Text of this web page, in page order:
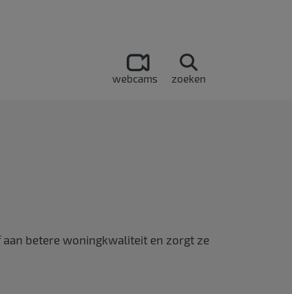
webcams zoeken
betere woningkwaliteit en zorgt ze